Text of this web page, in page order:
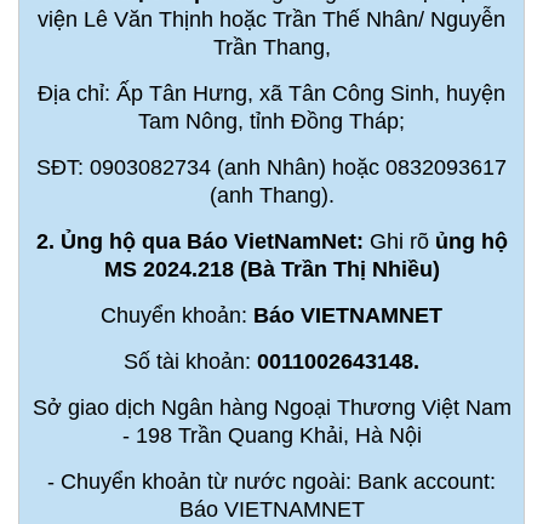
viện Lê Văn Thịnh hoặc Trần Thế Nhân/ Nguyễn
Trần Thang,
Địa chỉ: Ấp Tân Hưng, xã Tân Công Sinh, huyện
Tam Nông, tỉnh Đồng Tháp;
SĐT: 0903082734 (anh Nhân) hoặc 0832093617
(anh Thang).
2. Ủng hộ qua Báo VietNamNet: Ghi rõ ủng hộ
MS 2024.218 (Bà Trần Thị Nhiều)
Chuyển khoản: Báo VIETNAMNET
Số tài khoản: 0011002643148.
Sở giao dịch Ngân hàng Ngoại Thương Việt Nam
- 198 Trần Quang Khải, Hà Nội
- Chuyển khoản từ nước ngoài: Bank account:
Báo VIETNAMNET